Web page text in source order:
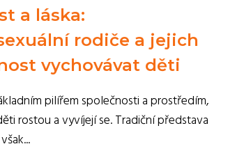
a láska:
rodiče a jejich
vychovávat děti
pilířem společnosti a prostředím,
rostou a vyvíjejí se. Tradiční představa